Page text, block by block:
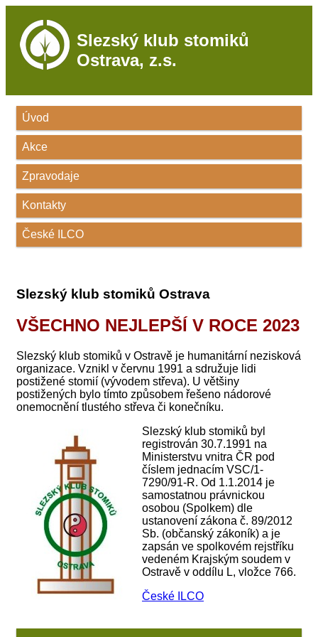
Slezský klub stomiků
Ostrava, z.s.
Úvod
Akce
Zpravodaje
Kontakty
České ILCO
Slezský klub stomiků Ostrava
VŠECHNO NEJLEPŠÍ V ROCE 2023
Slezský klub stomiků v Ostravě je humanitární nezisková
organizace. Vznikl v červnu 1991 a sdružuje lidi
postižené stomií (vývodem střeva). U většiny
postižených bylo tímto způsobem řešeno nádorové
onemocnění tlustého střeva či konečníku.
Slezský klub stomiků byl
registrován 30.7.1991 na
Ministerstvu vnitra ČR pod
číslem jednacím VSC/1-
7290/91-R. Od 1.1.2014 je
samostatnou právnickou
osobou (Spolkem) dle
ustanovení zákona č. 89/2012
Sb. (občanský zákoník) a je
zapsán ve spolkovém rejstříku
vedeném Krajským soudem v
Ostravě v oddílu L, vložce 766.
České ILCO